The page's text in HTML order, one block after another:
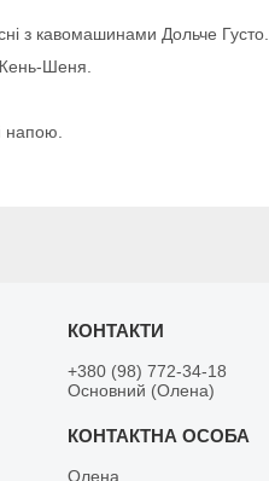
з кавомашинами Дольче Густо.
Шеня.
напою.
+380 (98) 772-34-18
Основний (Олена)
Олена